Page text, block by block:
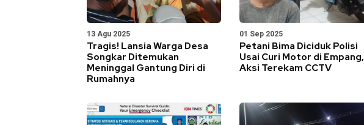
13 Agu 2025
Tragis! Lansia Warga Desa
Songkar Ditemukan
Meninggal Gantung Diri di
Rumahnya
01 Sep 2025
Petani Bima Diciduk Polisi
Usai Curi Motor di Empang,
Aksi Terekam CCTV